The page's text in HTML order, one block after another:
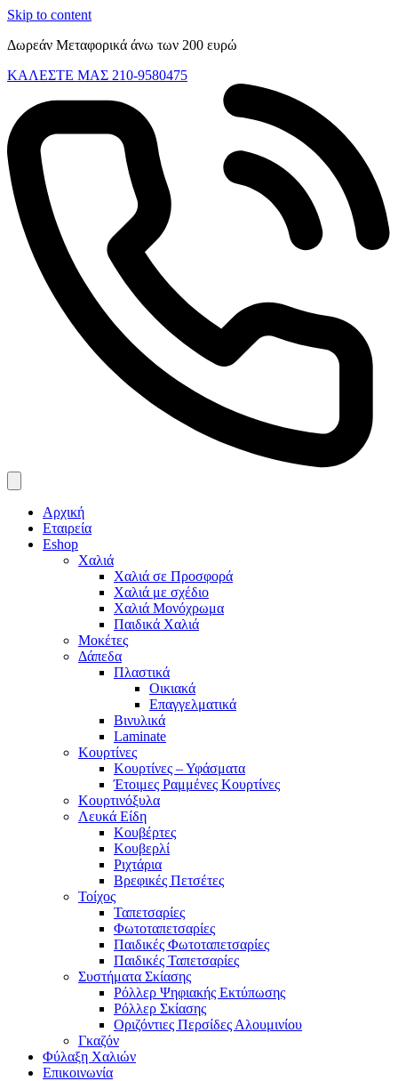
Skip to content
Δωρεάν Μεταφορικά άνω των 200 ευρώ
ΚΑΛΕΣΤΕ ΜΑΣ 210-9580475
Αρχική
Εταιρεία
Eshop
Χαλιά
Χαλιά σε Προσφορά
Χαλιά με σχέδιο
Χαλιά Μονόχρωμα
Παιδικά Χαλιά
Μοκέτες
Δάπεδα
Πλαστικά
Οικιακά
Επαγγελματικά
Βινυλικά
Laminate
Κουρτίνες
Κουρτίνες – Υφάσματα
Έτοιμες Ραμμένες Κουρτίνες
Κουρτινόξυλα
Λευκά Είδη
Κουβέρτες
Κουβερλί
Ριχτάρια
Βρεφικές Πετσέτες
Τοίχος
Ταπετσαρίες
Φωτοταπετσαρίες
Παιδικές Φωτοταπετσαρίες
Παιδικές Ταπετσαρίες
Συστήματα Σκίασης
Ρόλλερ Ψηφιακής Εκτύπωσης
Ρόλλερ Σκίασης
Οριζόντιες Περσίδες Αλουμινίου
Γκαζόν
Φύλαξη Χαλιών
Επικοινωνία